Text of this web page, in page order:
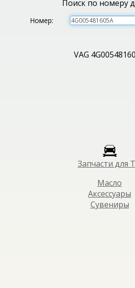
Поиск по номеру
Номер:
VAG
Запчасти для
Масло
Аксессуары
Сувениры